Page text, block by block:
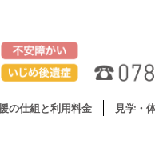
の仕組と利用料金 見学・